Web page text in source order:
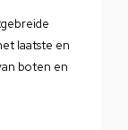
laatste en
boten en